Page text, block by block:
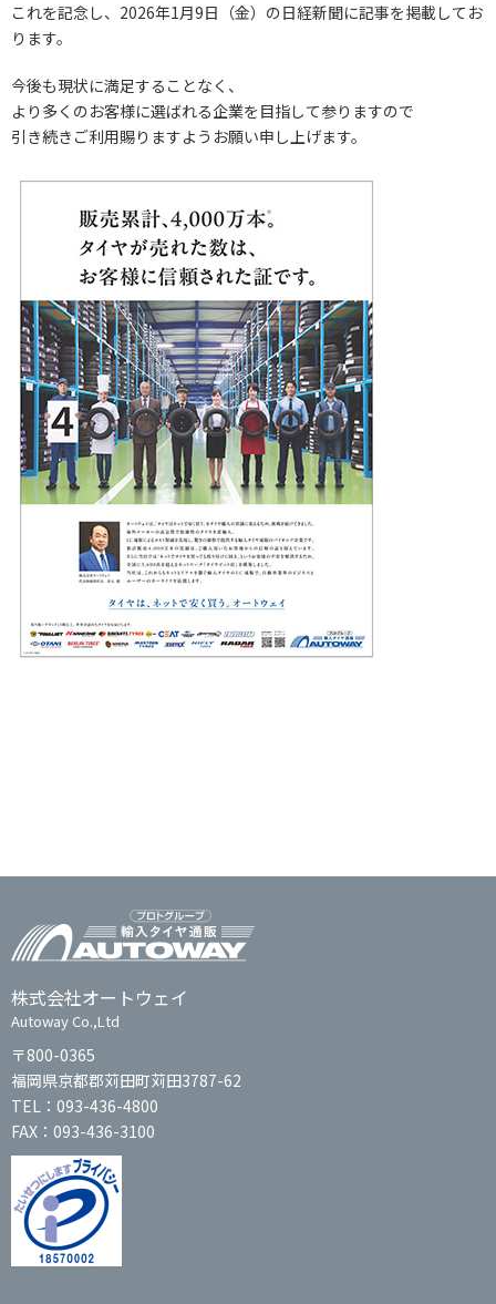
これを記念し、2026年1月9日（金）の日経新聞に記事を掲載してお
ります。
今後も現状に満足することなく、
より多くのお客様に選ばれる企業を目指して参りますので
引き続きご利用賜りますようお願い申し上げます。
株式会社オートウェイ
Autoway Co.,Ltd
〒800-0365
福岡県京都郡苅田町苅田3787-62
TEL：093-436-4800
FAX：093-436-3100